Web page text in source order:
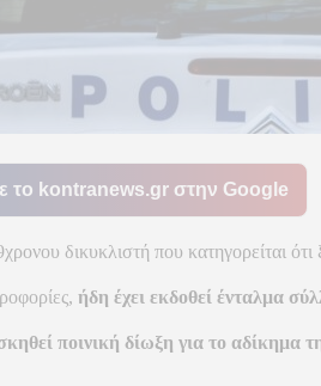
το kontranews.gr στην Google
δικυκλιστή που κατηγορείται
ήδη έχει εκδοθεί ένταλμα
ποινική δίωξη για το